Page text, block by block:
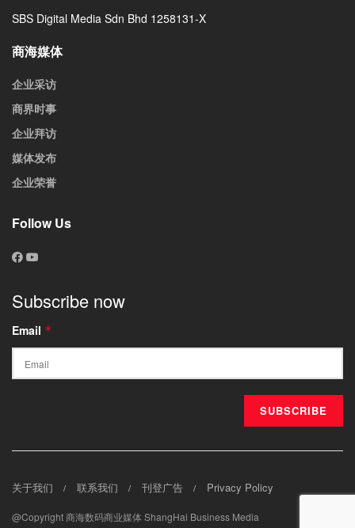
SBS Digital Media Sdn Bhd 1258131-X
商海媒体
企业采访
商界时事
企业拜访
媒体发布
企业荣誉
Follow Us
Subscribe now
Email *
关于我们 联系我们 刊登广告 Privacy Policy
@Copyright 商海数码商业媒体 ShangHai Business Media